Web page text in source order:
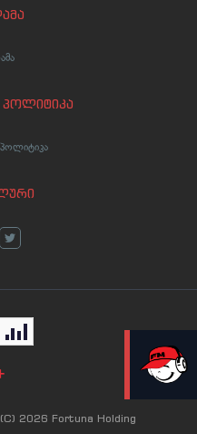
LIVE
2026 Fortuna Holding